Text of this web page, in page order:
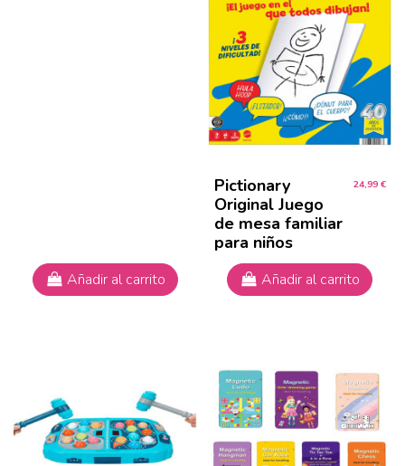
Añadir al carrito
Pictionary
Original Juego
de mesa familiar
para niños
24,99 €
Añadir al carrito